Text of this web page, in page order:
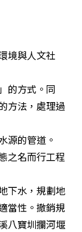
境與人文社
的方式。同
方法，處理過
源的管道。
之名而行工程
下水，規劃地
當性。撤銷規
八寶圳攔河堰